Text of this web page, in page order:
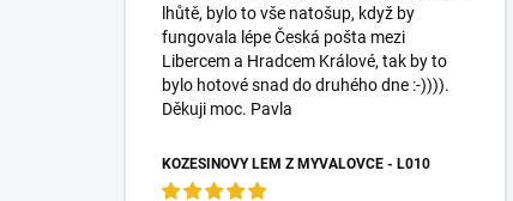
lhůtě, bylo to vše natošup, když by
fungovala lépe Česká pošta mezi
Libercem a Hradcem Králové, tak by to
bylo hotové snad do druhého dne :-)))).
Děkuji moc. Pavla
KOŽEŠINOVÝ LEM Z MÝVALOVCE - L010